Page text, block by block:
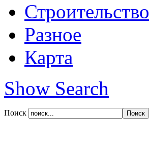
Строительство
Разное
Карта
Show Search
Поиск